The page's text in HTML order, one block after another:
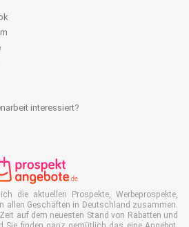
interessiert?
die aktuellen Prospekte, Werbeprospekte,
allen Geschäften in Deutschland zusammen.
auf dem neuesten Stand von Rabatten und